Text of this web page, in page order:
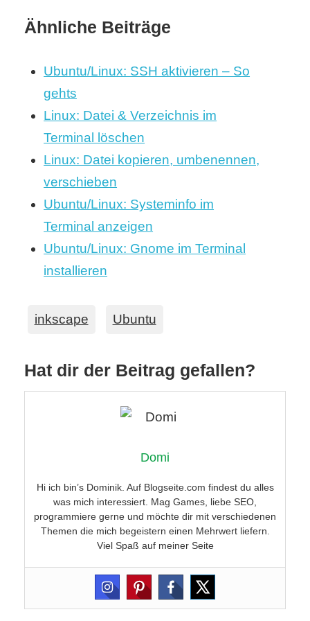
Ähnliche Beiträge
Ubuntu/Linux: SSH aktivieren – So
gehts
Linux: Datei & Verzeichnis im
Terminal löschen
Linux: Datei kopieren, umbenennen,
verschieben
Ubuntu/Linux: Systeminfo im
Terminal anzeigen
Ubuntu/Linux: Gnome im Terminal
installieren
inkscape Ubuntu
Hat dir der Beitrag gefallen?
Domi
Hi ich bin’s Dominik. Auf Blogseite.com findest du alles
was mich interessiert. Mag Games, liebe SEO,
programmiere gerne und möchte dir mit verschiedenen
Themen die mich begeistern einen Mehrwert liefern.
Viel Spaß auf meiner Seite